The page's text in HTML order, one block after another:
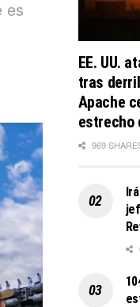
es
EE. UU.
tras
Apache
estrecho
969